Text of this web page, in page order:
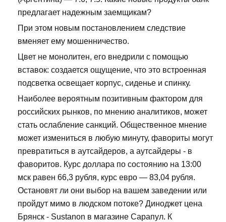
предлагает надежным заемщикам?
При этом новым постановлением следствие
вменяет ему мошенничество.
Цвет не монолитен, его внедрили с помощью
вставок: создается ощущение, что это встроенная
подсветка освещает корпус, сиденье и спинку.
Наиболее вероятным позитивным фактором для
российских рынков, по мнению аналитиков, может
стать ослабление санкций. Общественное мнение
может измениться в любую минуту, фавориты могут
превратиться в аутсайдеров, а аутсайдеры - в
фаворитов. Курс доллара по состоянию на 13:00
мск равен 66,3 рубля, курс евро — 83,04 рубля.
Остановят ли они выбор на вашем заведении или
пройдут мимо в людском потоке? Диноджет цена
Брянск - Sustanon в магазине Сарапул. К